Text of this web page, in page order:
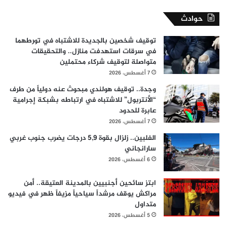
حوادث
توقيف شخصين بالجديدة للاشتباه في تورطهما
في سرقات استهدفت منازل.. والتحقيقات
متواصلة لتوقيف شركاء محتملين
7 أغسطس، 2026
وجدة.. توقيف هولندي مبحوث عنه دولياً من طرف
“الأنتربول” للاشتباه في ارتباطه بشبكة إجرامية
عابرة للحدود
7 أغسطس، 2026
الفلبين.. زلزال بقوة 5,9 درجات يضرب جنوب غربي
سارانجاني
6 أغسطس، 2026
ابتز سائحين أجنبيين بالمدينة العتيقة.. أمن
مراكش يوقف مرشداً سياحياً مزيفاً ظهر في فيديو
متداول
5 أغسطس، 2026